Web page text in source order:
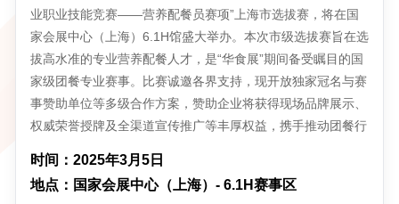
业职业技能竞赛——营养配餐员赛项”上海市选拔赛，将在国
家会展中心（上海）6.1H馆盛大举办。本次市级选拔赛旨在选
拔高水准的专业营养配餐人才，是“华食展”期间备受瞩目的国
家级团餐专业赛事。比赛诚邀各界支持，现开放独家冠名与赛
事赞助单位等多级合作方案，赞助企业将获得现场品牌展示、
权威荣誉授牌及全渠道宣传推广等丰厚权益，携手推动团餐行
时间：2025年3月5日
地点：国家会展中心（上海）- 6.1H赛事区